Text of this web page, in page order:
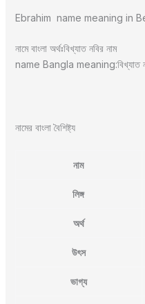
Ebrahim name meaning in
নামে বাংলা অর্থঃবিখ্যাত নবির নাম
name Bangla meaning:বিখ্যাত
নামের বাংলা বৈশিষ্ট্য
নাম
লিঙ্গ
অর্থ
উৎস
ভাগ্য